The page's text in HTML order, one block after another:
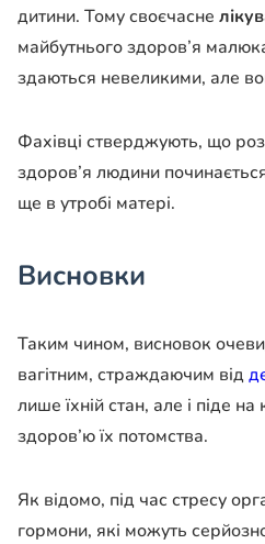
дитини. Тому своєчасне
майбутнього здоров’я
здаються невеликими, але
Фахівці стверджують, що
здоров’я людини
ще в утробі матері.
Висновки
Таким чином, висновок
вагітним, страждаючим від
лише їхній стан, але і піде
здоров’ю їх потомства.
Як відомо, під час стресу
гормони, які можуть